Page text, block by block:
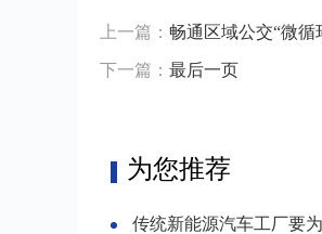
上一篇： 畅通区域公交“微循
下一篇： 最后一页
为您推荐
传统新能源汽车工厂要为